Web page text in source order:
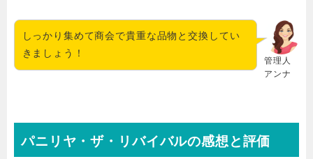
管理人
アンナ
しっかり集めて商会で貴重な品物と交換してい
きましょう！
パニリヤ・ザ・リバイバルの感想と評価